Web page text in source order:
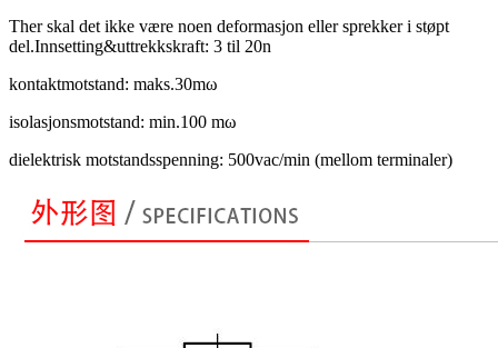
Ther skal det ikke være noen deformasjon eller sprekker i støpt
del.Innsetting&uttrekkskraft: 3 til 20n
kontaktmotstand: maks.30mω
isolasjonsmotstand: min.100 mω
dielektrisk motstandsspenning: 500vac/min (mellom terminaler)